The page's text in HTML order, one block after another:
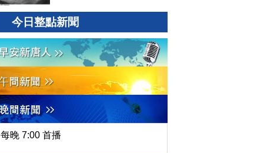
今日整點新聞
每晚 7:00 首播